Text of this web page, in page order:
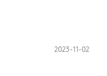
2023-11-02